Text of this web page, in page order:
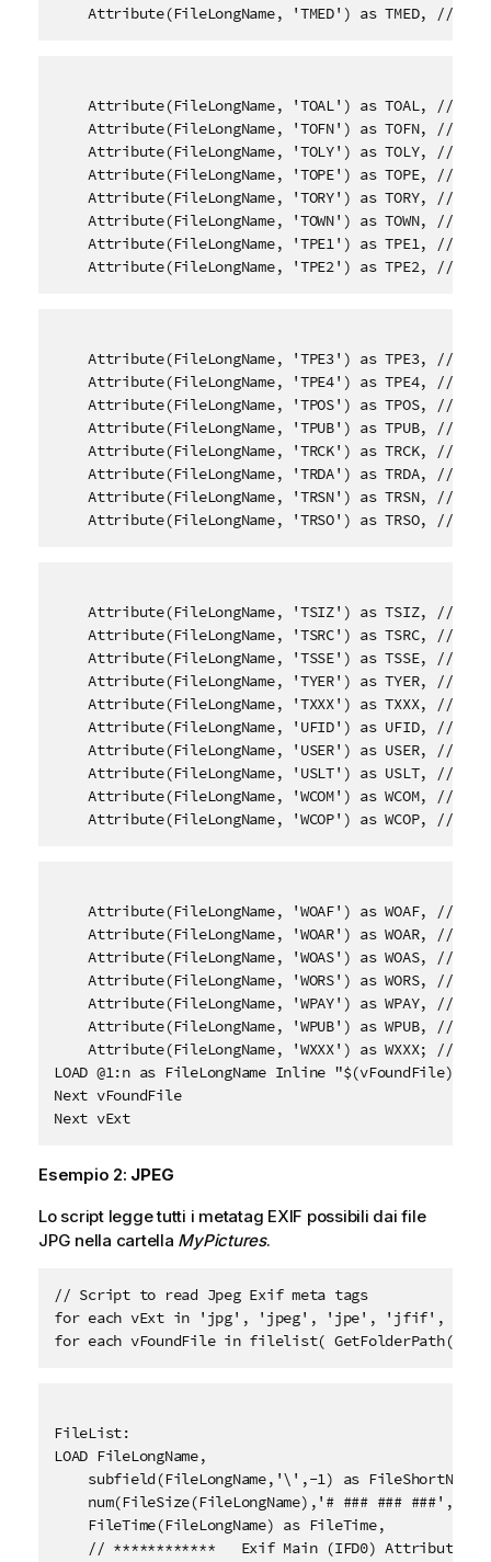
Attribute(FileLongName, 'TMED') as TMED, //
Attribute(FileLongName, 'TOAL') as TOAL, //
Attribute(FileLongName, 'TOFN') as TOFN, //
Attribute(FileLongName, 'TOLY') as TOLY, //
Attribute(FileLongName, 'TOPE') as TOPE, //
Attribute(FileLongName, 'TORY') as TORY, //
Attribute(FileLongName, 'TOWN') as TOWN, //
Attribute(FileLongName, 'TPE1') as TPE1, //
Attribute(FileLongName, 'TPE2') as TPE2, //
Attribute(FileLongName, 'TPE3') as TPE3, //
Attribute(FileLongName, 'TPE4') as TPE4, //
Attribute(FileLongName, 'TPOS') as TPOS, //
Attribute(FileLongName, 'TPUB') as TPUB, //
Attribute(FileLongName, 'TRCK') as TRCK, //
Attribute(FileLongName, 'TRDA') as TRDA, //
Attribute(FileLongName, 'TRSN') as TRSN, //
Attribute(FileLongName, 'TRSO') as TRSO, //
Attribute(FileLongName, 'TSIZ') as TSIZ, //
Attribute(FileLongName, 'TSRC') as TSRC, //
Attribute(FileLongName, 'TSSE') as TSSE, //
Attribute(FileLongName, 'TYER') as TYER, //
Attribute(FileLongName, 'TXXX') as TXXX, //
Attribute(FileLongName, 'UFID') as UFID, //
Attribute(FileLongName, 'USER') as USER, //
Attribute(FileLongName, 'USLT') as USLT, //
Attribute(FileLongName, 'WCOM') as WCOM, //
Attribute(FileLongName, 'WCOP') as WCOP, //
Attribute(FileLongName, 'WOAF') as WOAF, //
Attribute(FileLongName, 'WOAR') as WOAR, //
Attribute(FileLongName, 'WOAS') as WOAS, //
Attribute(FileLongName, 'WORS') as WORS, //
Attribute(FileLongName, 'WPAY') as WPAY, //
Attribute(FileLongName, 'WPUB') as WPUB, //
Attribute(FileLongName, 'WXXX') as WXXX; //
LOAD @1:n as FileLongName Inline
Next vFoundFile
Next vExt
Esempio 2: JPEG
Lo script legge tutti i metatag EXIF possibili dai file
JPG nella cartella MyPictures.
// Script to read Jpeg Exif meta tags
for each vExt in 'jpg', 'jpeg', 'jpe', 'jfif',
for each vFoundFile in filelist(
FileList:
LOAD FileLongName,
    subfield(FileLongName,'\',-1) as FileShortName,
num(FileSize(FileLongName),'# ### ###
    FileTime(FileLongName) as FileTime,
// ************   Exif Main (IFD0) Attributes